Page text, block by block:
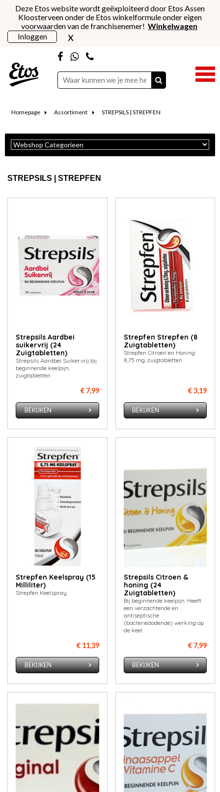
Deze Etos website wordt geëxploiteerd door Etos Assen
Kloosterveen onder de Etos winkelformule onder eigen
voorwaarden van de franchisenemer! Winkelwagen
Inloggen
x
Homepage Assortiment STREPSILS | STREPFEN
STREPSILS | STREPFEN
Strepsils Aardbei
suikervrij (24
Zuigtabletten)
Strepsils Aardbei Suikervrij bij
beginnende keelpijn,
zuigtabletten
€ 7,99
BEKIJKEN
Strepfen Strepfen (8
Zuigtabletten)
Strepfen Citroen en Honing
8,75 mg, zuigtabletten
€ 3,19
BEKIJKEN
Strepfen Keelspray (15
Milliliter)
Strepfen Keelspray
€ 11,39
BEKIJKEN
Strepsils Citroen &
honing (24
Zuigtabletten)
Bij beginnende keelpijn. Heeft
een verzachtende en
antiseptische
(bacteriedodende) werking op
de keel.
€ 7,99
BEKIJKEN